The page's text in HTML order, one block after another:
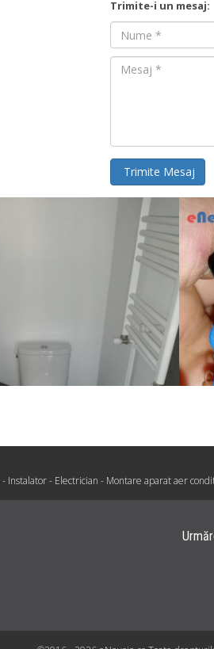
Trimite-i un mesaj:
Nume
Mesaj
Trimite Mesaj
- Instalator- Electrician - Montare aparat aer